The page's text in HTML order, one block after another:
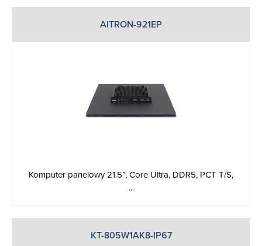
AITRON-921EP
Komputer panelowy 21.5”, Core Ultra, DDR5, PCT T/S,
...
KT-805W1AK8-IP67